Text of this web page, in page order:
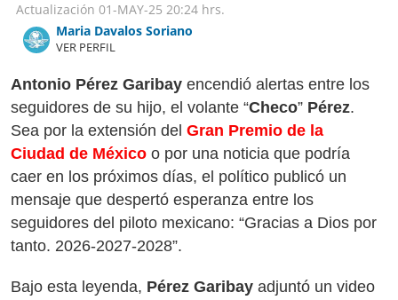
Actualización 01-MAY-25 20:24 hrs.
Maria Davalos Soriano
VER PERFIL
Antonio Pérez Garibay encendió alertas entre los
seguidores de su hijo, el volante “Checo” Pérez.
Sea por la extensión del Gran Premio de la
Ciudad de México o por una noticia que podría
caer en los próximos días, el político publicó un
mensaje que despertó esperanza entre los
seguidores del piloto mexicano: “Gracias a Dios por
tanto. 2026-2027-2028”.
Bajo esta leyenda, Pérez Garibay adjuntó un video